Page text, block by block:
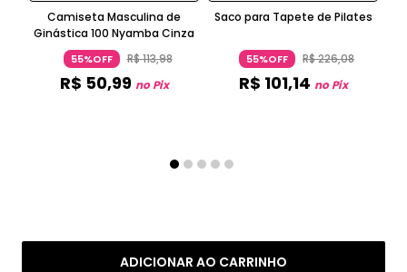
ADICIONAR AO CARRINHO
Camiseta Masculina de
Ginástica 100 Nyamba Cinza
55%OFF R$113,98
R$ 50,99 no Pix
Saco para Tapete de Pilates
55%OFF R$226,08
R$ 101,14 no Pix